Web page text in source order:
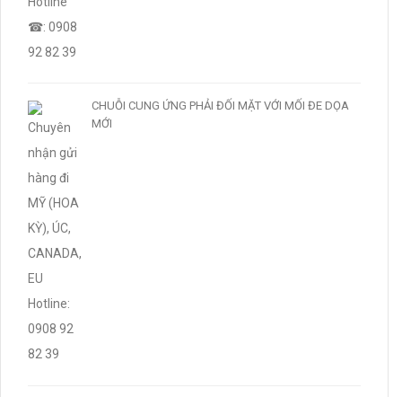
CHUỖI CUNG ỨNG PHẢI ĐỐI MẶT VỚI MỐI ĐE DỌA
MỚI